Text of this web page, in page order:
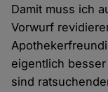
Damit muss ich
Vorwurf
eigentlich
sind